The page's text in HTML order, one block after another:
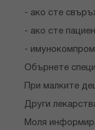
- ако сте
- ако сте
-
Обърнете
При малките
Други
Моля